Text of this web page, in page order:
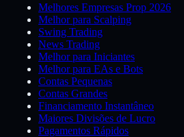
Melhores Empresas Prop 2026
Melhor para Scalping
Swing Trading
News Trading
Melhor para Iniciantes
Melhor para EAs e Bots
Contas Pequenas
Contas Grandes
Financiamento Instantâneo
Maiores Divisões de Lucro
Pagamentos Rápidos